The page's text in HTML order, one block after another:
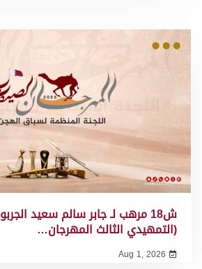
ش18 مرهب لـ جابر سالم سعيد
(التمهيدي الثالث المهرجان…
Aug 1, 2026